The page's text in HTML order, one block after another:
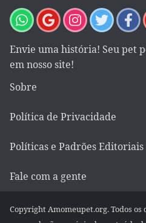
Envie uma história! Seu pet
em nosso site!
Sobre
Política de Privacidade
Políticas e Padrões Editoriais
Fale com a gente
Copyright Amomeupet.org. Todos